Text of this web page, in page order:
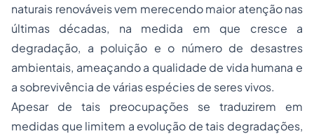
naturais renováveis vem merecendo maior atenção nas
últimas décadas, na medida em que cresce a
degradação, a poluição e o número de desastres
ambientais, ameaçando a qualidade de vida humana e
a sobrevivência de várias espécies de seres vivos.
Apesar de tais preocupações se traduzirem em
medidas que limitem a evolução de tais degradações,